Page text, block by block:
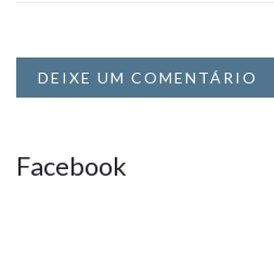
DEIXE UM COMENTÁRIO
Facebook